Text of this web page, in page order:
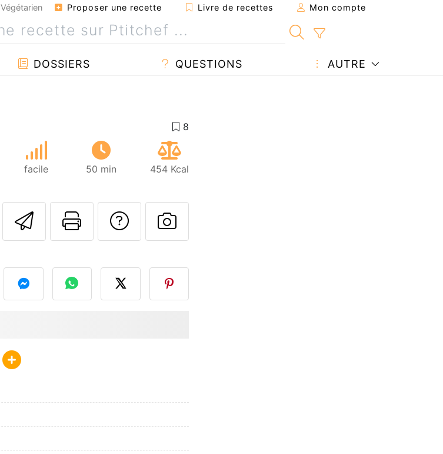
Végétarien Proposer une recette Livre de recettes Mon compte
DOSSIERS QUESTIONS AUTRE
facile 50 min 454 Kcal
Envoyer cette recette à un ami
Imprimer cette page
Poser une question à l'auteur
Publier votre photo de cette